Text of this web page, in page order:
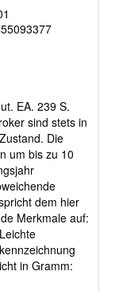
EA. 239 S.
sind stets in
Die
um bis zu 10
dem hier
Merkmale auf:
in Gramm: